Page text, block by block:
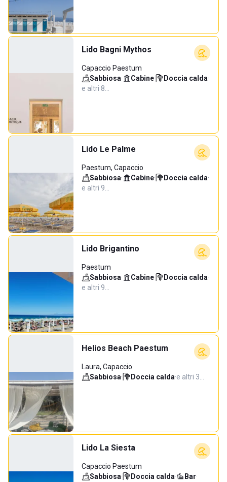
Lido Bagni Mythos
Capaccio Paestum
Sabbiosa· Cabine· Doccia calda·
e altri 8…
Lido Le Palme
Paestum, Capaccio
Sabbiosa· Cabine· Doccia calda·
e altri 9…
Lido Brigantino
Paestum
Sabbiosa· Cabine· Doccia calda·
e altri 9…
Helios Beach Paestum
Laura, Capaccio
Sabbiosa· Doccia calda·e altri 3…
Lido La Siesta
Capaccio Paestum
Sabbiosa· Doccia calda· Bar·